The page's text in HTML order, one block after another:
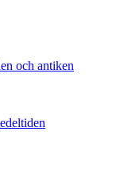
och antiken